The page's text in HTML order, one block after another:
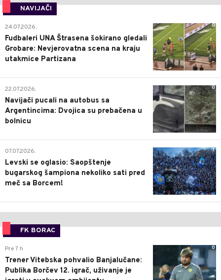
NAVIJAČI
0
24.07.2026.
Fudbaleri UNA Štrasena šokirano gledali
Grobare: Nevjerovatna scena na kraju
utakmice Partizana
0
22.07.2026.
Navijači pucali na autobus sa
Argentincima: Dvojica su prebačena u
bolnicu
1
07.07.2026.
Levski se oglasio: Saopštenje
bugarskog šampiona nekoliko sati pred
meč sa Borcem!
FK BORAC
0
Pre 7 h
Trener Vitebska pohvalio Banjalučane:
Publika Borčev 12. igrač, uživanje je